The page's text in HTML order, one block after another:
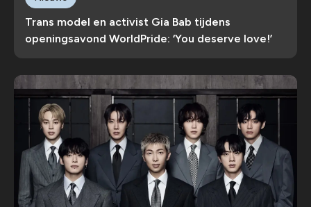
Trans model en activist Gia Bab tijdens
openingsavond WorldPride: ‘You deserve love!’